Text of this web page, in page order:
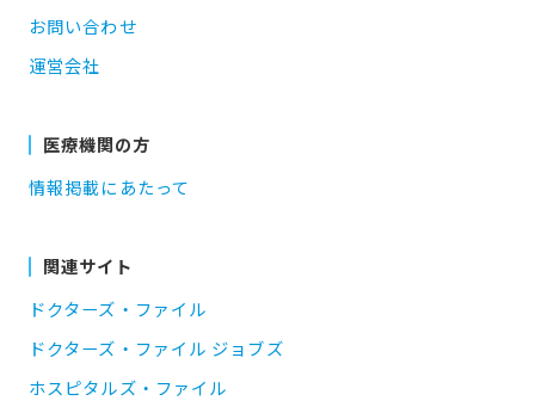
お問い合わせ
運営会社
医療機関の方
情報掲載にあたって
関連サイト
ドクターズ・ファイル
ドクターズ・ファイル ジョブズ
ホスピタルズ・ファイル